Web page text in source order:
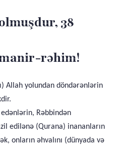
38
rəhim!
Allah yolundan döndərənlərin
Rəbbindən
edilənə (Qurana) inananların
onların əhvalını (dünyada və